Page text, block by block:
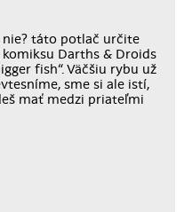
nie? táto potlač určite
Darths & Droids
fish“. Väčšiu rybu už
sme si ale istí,
mať medzi priateľmi